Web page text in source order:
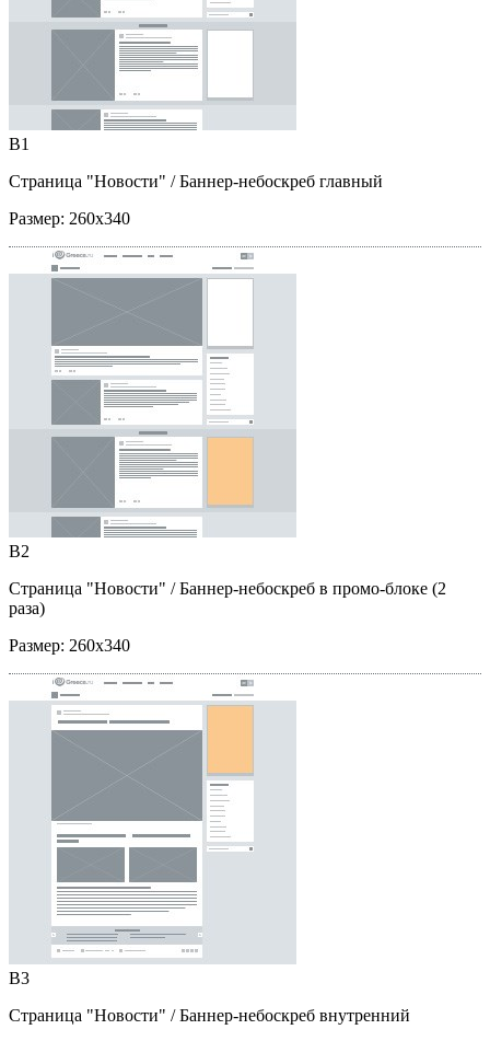
B1
Страница "Новости" / Баннер-небоскреб главный
Размер: 260x340
B2
Страница "Новости" / Баннер-небоскреб в промо-блоке (2
раза)
Размер: 260x340
B3
Страница "Новости" / Баннер-небоскреб внутренний